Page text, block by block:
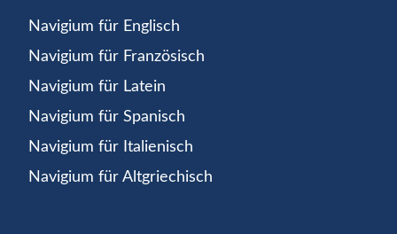
Navigium für Englisch
Navigium für Französisch
Navigium für Latein
Navigium für Spanisch
Navigium für Italienisch
Navigium für Altgriechisch